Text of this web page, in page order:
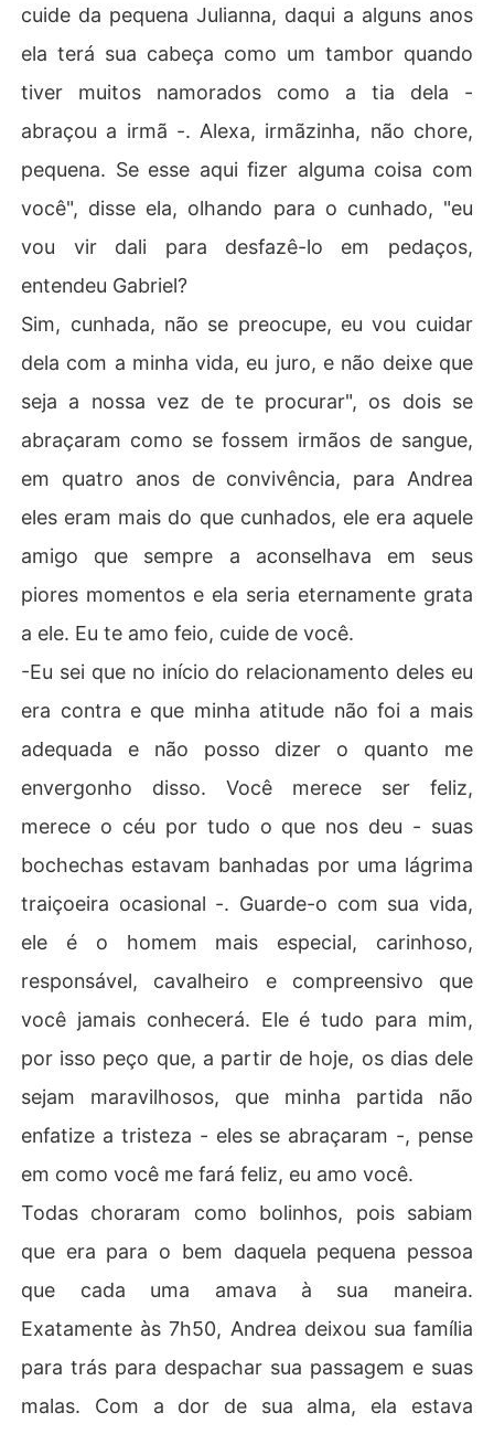
cuide da pequena Julianna, daqui a alguns anos
ela terá sua cabeça como um tambor quando
tiver muitos namorados como a tia dela -
abraçou a irmã -. Alexa, irmãzinha, não chore,
pequena. Se esse aqui fizer alguma coisa com
você", disse ela, olhando para o cunhado, "eu
vou vir dali para desfazê-lo em pedaços,
entendeu Gabriel?
Sim, cunhada, não se preocupe, eu vou cuidar
dela com a minha vida, eu juro, e não deixe que
seja a nossa vez de te procurar", os dois se
abraçaram como se fossem irmãos de sangue,
em quatro anos de convivência, para Andrea
eles eram mais do que cunhados, ele era aquele
amigo que sempre a aconselhava em seus
piores momentos e ela seria eternamente grata
a ele. Eu te amo feio, cuide de você.
-Eu sei que no início do relacionamento deles eu
era contra e que minha atitude não foi a mais
adequada e não posso dizer o quanto me
envergonho disso. Você merece ser feliz,
merece o céu por tudo o que nos deu - suas
bochechas estavam banhadas por uma lágrima
traiçoeira ocasional -. Guarde-o com sua vida,
ele é o homem mais especial, carinhoso,
responsável, cavalheiro e compreensivo que
você jamais conhecerá. Ele é tudo para mim,
por isso peço que, a partir de hoje, os dias dele
sejam maravilhosos, que minha partida não
enfatize a tristeza - eles se abraçaram -, pense
em como você me fará feliz, eu amo você.
Todas choraram como bolinhos, pois sabiam
que era para o bem daquela pequena pessoa
que cada uma amava à sua maneira.
Exatamente às 7h50, Andrea deixou sua família
para trás para despachar sua passagem e suas
malas. Com a dor de sua alma, ela estava